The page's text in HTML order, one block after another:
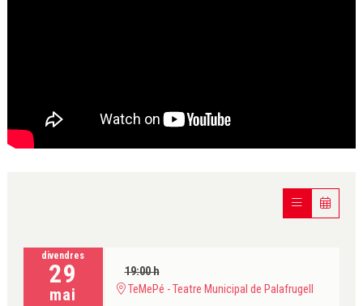
divendres
29
mai
19:00 h
TeMePé - Teatre Municipal de Palafrugell